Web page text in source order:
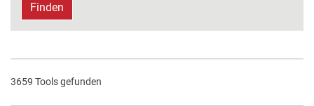
Finden
3659 Tools gefunden